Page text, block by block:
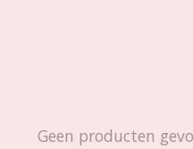
Geen producten